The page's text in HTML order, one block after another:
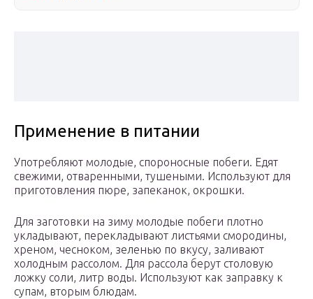
Применение в питании
Употребляют молодые, спороносные побеги. Едят
свежими, отваренными, тушеными. Используют для
приготовления пюре, запеканок, окрошки.
Для заготовки на зиму молодые побеги плотно
укладывают, перекладывают листьями смородины,
хреном, чесноком, зеленью по вкусу, заливают
холодным рассолом. Для рассола берут столовую
ложку соли, литр воды. Используют как заправку к
супам, вторым блюдам.